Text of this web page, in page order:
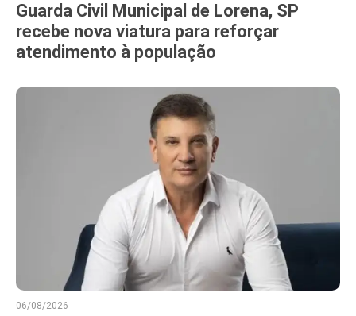
Guarda Civil Municipal de Lorena, SP
recebe nova viatura para reforçar
atendimento à população
06/08/2026